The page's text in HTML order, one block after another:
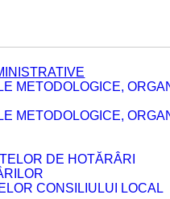
METODOLOGICE,
METODOLOGICE,
DE HOTĂRÂRI
CONSILIULUI LOCAL